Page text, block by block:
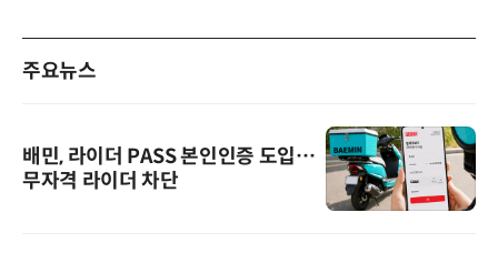
주요뉴스
배민, 라이더 PASS 본인인증 도입…
무자격 라이더 차단